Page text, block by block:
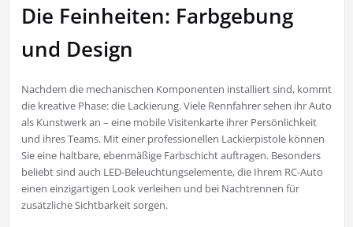
Die Feinheiten: Farbgebung
und Design
Nachdem die mechanischen Komponenten installiert sind, kommt
die kreative Phase: die Lackierung. Viele Rennfahrer sehen ihr Auto
als Kunstwerk an – eine mobile Visitenkarte ihrer Persönlichkeit
und ihres Teams. Mit einer professionellen Lackierpistole können
Sie eine haltbare, ebenmäßige Farbschicht auftragen. Besonders
beliebt sind auch LED-Beleuchtungselemente, die Ihrem RC-Auto
einen einzigartigen Look verleihen und bei Nachtrennen für
zusätzliche Sichtbarkeit sorgen.